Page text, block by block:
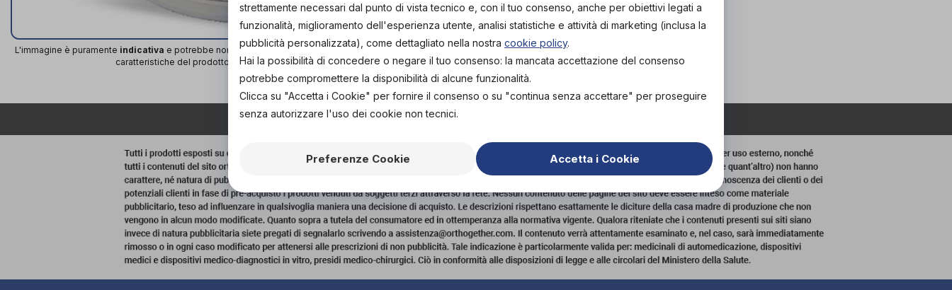
L'immagine è puramente indicativa e potrebbe non rispecchiare appieno le
caratteristiche del prodotto.
TORNA SU
strettamente necessari dal punto di vista tecnico e, con il tuo consenso, anche per obiettivi legati a
funzionalità, miglioramento dell'esperienza utente, analisi statistiche e attività di marketing (inclusa la
pubblicità personalizzata), come dettagliato nella nostra cookie policy.
Hai la possibilità di concedere o negare il tuo consenso: la mancata accettazione del consenso
potrebbe compromettere la disponibilità di alcune funzionalità.
Clicca su "Accetta i Cookie" per fornire il consenso o su "continua senza accettare" per proseguire
senza autorizzare l'uso dei cookie non tecnici.
Preferenze Cookie Accetta i Cookie